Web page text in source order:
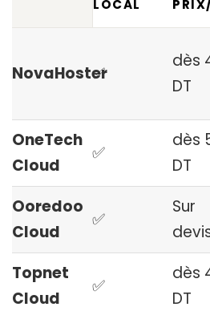
LOCAL
NovaHoster
✅
dès
DT
OneTech
Cloud
✅
dès
DT
Ooredoo
Cloud
✅
Sur
Topnet
Cloud
✅
dès
DT